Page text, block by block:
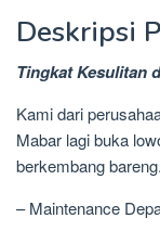
Deskripsi
Tingkat Kesulitan
Kami dari
Mabar lagi buka
berkembang
– Maintenance